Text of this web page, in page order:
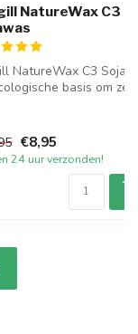
NatureWax C3
NatureWax C3
basis om zelf
€8,95
24 uur verzonden!